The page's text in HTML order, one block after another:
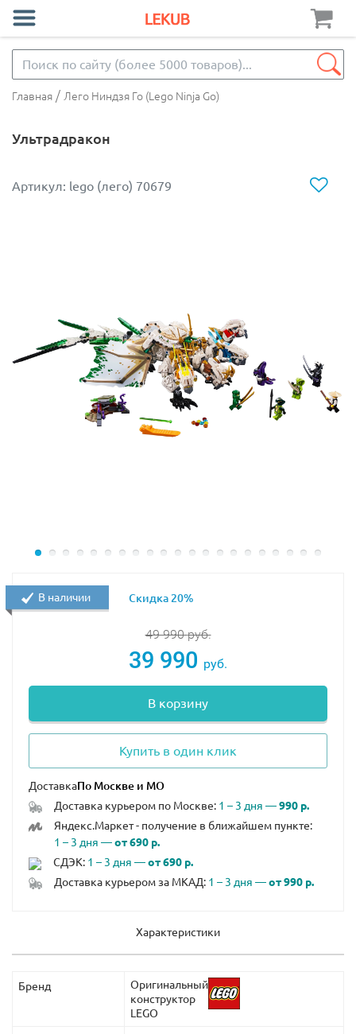
Главная / Лего Ниндзя Го (Lego Ninja Go)
Ультрадракон
Артикул: lego (лего) 70679
49 990руб.
39 990 руб.
В корзину
Купить в один клик
Доставка
Доставка курьером по Москве: 1 – 3 дня —990 р.
Яндекс.Маркет - получение в ближайшем пункте:
1 – 3 дня —от 690 р.
СДЭК: 1 – 3 дня —от 690 р.
Доставка курьером за МКАД: 1 – 3 дня —от 990 р.
В наличии Скидка 20%
Характеристики
Бренд
Оригинальный
конструктор
LEGO